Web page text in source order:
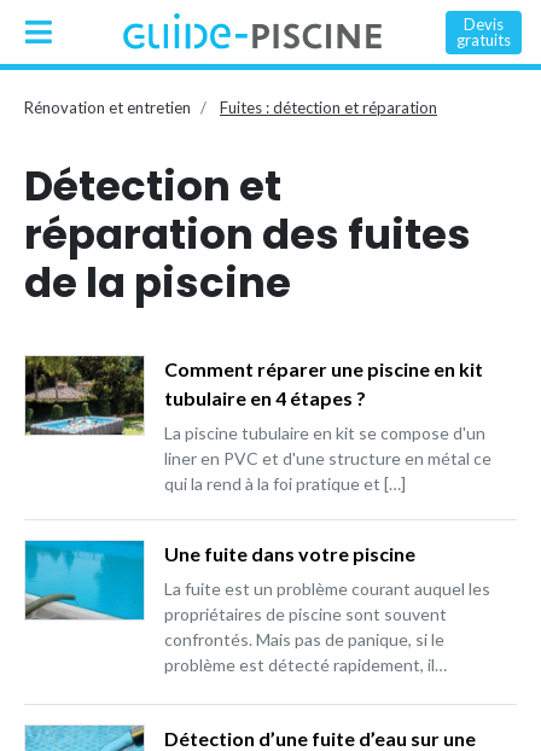
Devis
gratuits
Rénovation et entretien Fuites : détection et réparation
Détection et
réparation des fuites
de la piscine
Comment réparer une piscine en kit
tubulaire en 4 étapes ?
La piscine tubulaire en kit se compose d'un
liner en PVC et d'une structure en métal ce
qui la rend à la foi pratique et […]
Une fuite dans votre piscine
La fuite est un problème courant auquel les
propriétaires de piscine sont souvent
confrontés. Mais pas de panique, si le
problème est détecté rapidement, il…
Détection d’une fuite d’eau sur une